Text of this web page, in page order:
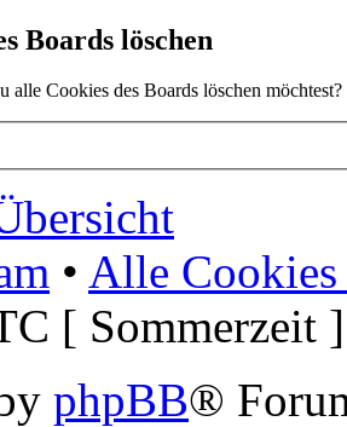
Boards löschen
alle Cookies des Boards löschen möchtest?
• Alle Cookies
[ Sommerzeit ]
phpBB®